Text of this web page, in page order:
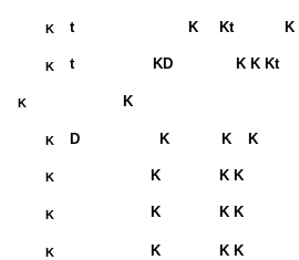
K t K Kt K
K t KD K K Kt
K K
K D K K K
K K K K
K K K K
K K K K